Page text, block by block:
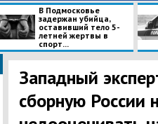
В Подмосковье
задержан убийца,
оставивший тело 5-
летней жертвы в
спорт...
Западный
сборную России